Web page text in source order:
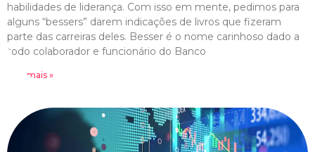
habilidades de liderança. Com isso em mente, pedimos para
alguns “bessers” darem indicações de livros que fizeram
parte das carreiras deles. Besser é o nome carinhoso dado a
todo colaborador e funcionário do Banco
Leia mais »